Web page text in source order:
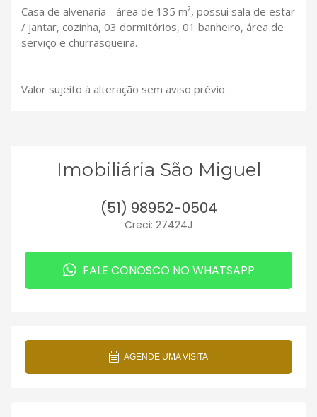
Casa de alvenaria - área de 135 m², possui sala de estar
/ jantar, cozinha, 03 dormitórios, 01 banheiro, área de
serviço e churrasqueira.
Valor sujeito à alteração sem aviso prévio.
Imobiliária São Miguel
(51) 98952-0504
Creci: 27424J
FALE CONOSCO NO WHATSAPP
AGENDE UMA VISITA